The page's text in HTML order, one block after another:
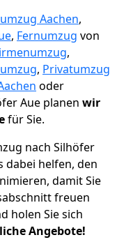
Aachen,
, Fernumzug von
,
, Privatumzug
oder
Aue planen wir
für Sie.
nach Silhöfer
dabei helfen, den
damit Sie
freuen
holen Sie sich
Angebote!